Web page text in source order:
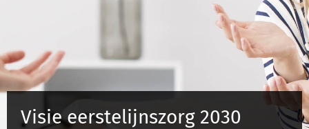
Juridisch advies
Visie eerstelijnszorg 2030